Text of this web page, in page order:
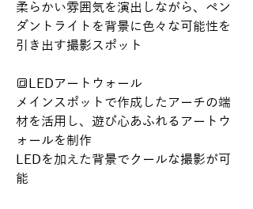
柔らかい雰囲気を演出しながら、ペン
ダントライトを背景に色々な可能性を
引き出す撮影スポット
🔳LEDアートウォール
メインスポットで作成したアーチの端
材を活用し、遊び心あふれるアートウ
ォールを制作
LEDを加えた背景でクールな撮影が可
能